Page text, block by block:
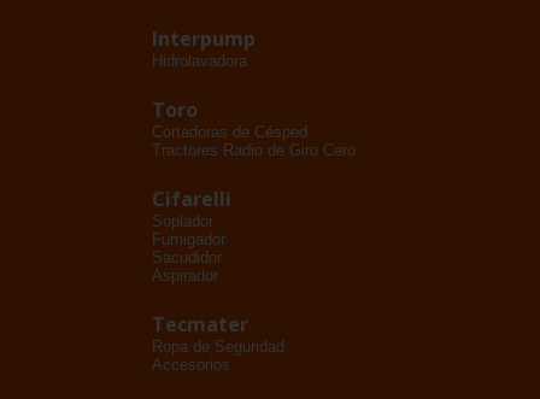
Interpump
Hidrolavadora
Toro
Cortadoras de Césped
Tractores Radio de Giro Cero
Cifarelli
Soplador
Fumigador
Sacudidor
Aspirador
Tecmater
Ropa de Seguridad
Accesorios